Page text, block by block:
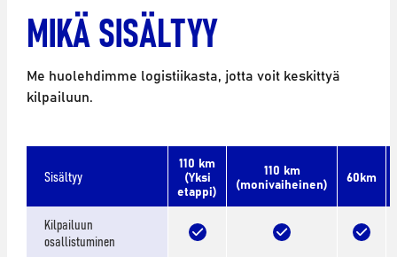
MIKÄ SISÄLTYY
Me huolehdimme logistiikasta, jotta voit keskittyä
kilpailuun.
Sisältyy
110 km
(Yksi
etappi)
110 km
(monivaiheinen)
60km
Kilpailuun
osallistuminen